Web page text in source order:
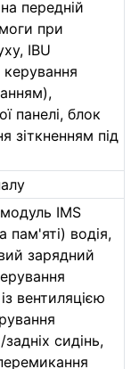
передній
при
IBU
керування
панелі, блок
зіткненням під
IMS
пам'яті) водія,
зарядний
вентиляцією
задніх сидінь,